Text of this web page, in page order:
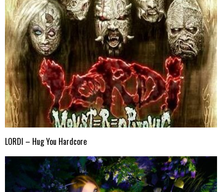
LORDI – Hug You Hardcore